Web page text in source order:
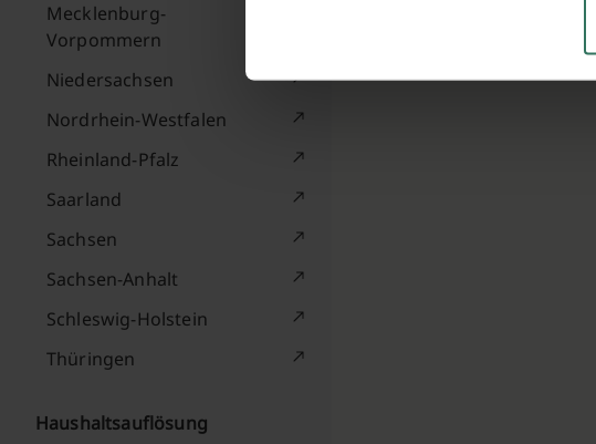
Mecklenburg-
Vorpommern
Niedersachsen
Nordrhein-Westfalen
Rheinland-Pfalz
Saarland
Sachsen
Sachsen-Anhalt
Schleswig-Holstein
Thüringen
Haushaltsauflösung